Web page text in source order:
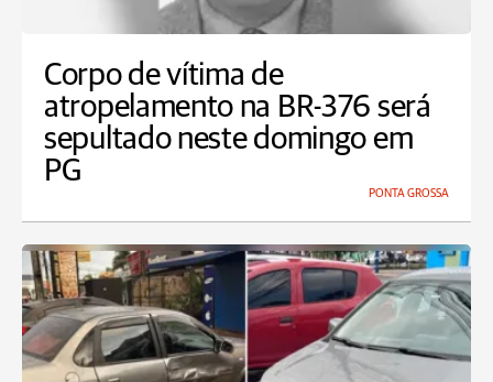
Corpo de vítima de
atropelamento na BR-376 será
sepultado neste domingo em
PG
PONTA GROSSA